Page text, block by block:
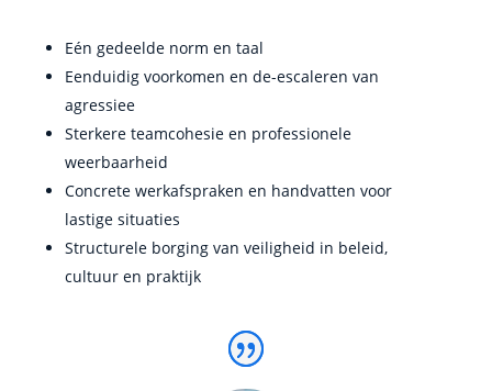
Eén gedeelde norm en taal
Eenduidig voorkomen en de-escaleren van
agressiee
Sterkere teamcohesie en professionele
weerbaarheid
Concrete werkafspraken en handvatten voor
lastige situaties
Structurele borging van veiligheid in beleid,
cultuur en praktijk